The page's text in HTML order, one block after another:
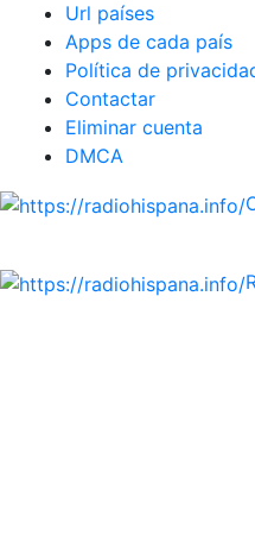
Url países
Apps de cada país
Política de
Contactar
Eliminar cuenta
DMCA